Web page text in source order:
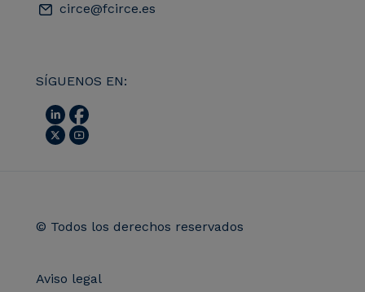
circe@fcirce.es
SÍGUENOS EN:
© Todos los derechos reservados
Aviso legal